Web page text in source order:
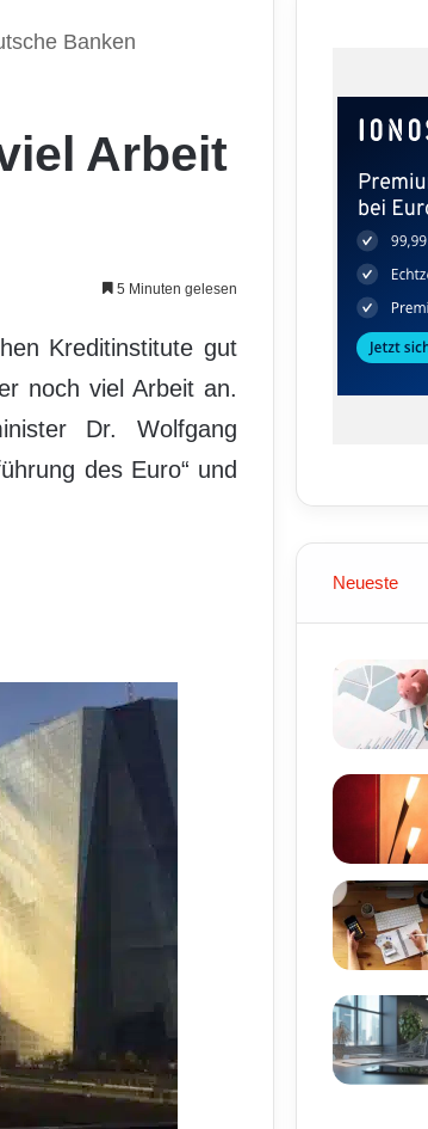
Banken
Arbeit
5 Minuten gelesen
Kreditinstitute gut
noch viel Arbeit an.
Dr. Wolfgang
des Euro“ und
Neueste